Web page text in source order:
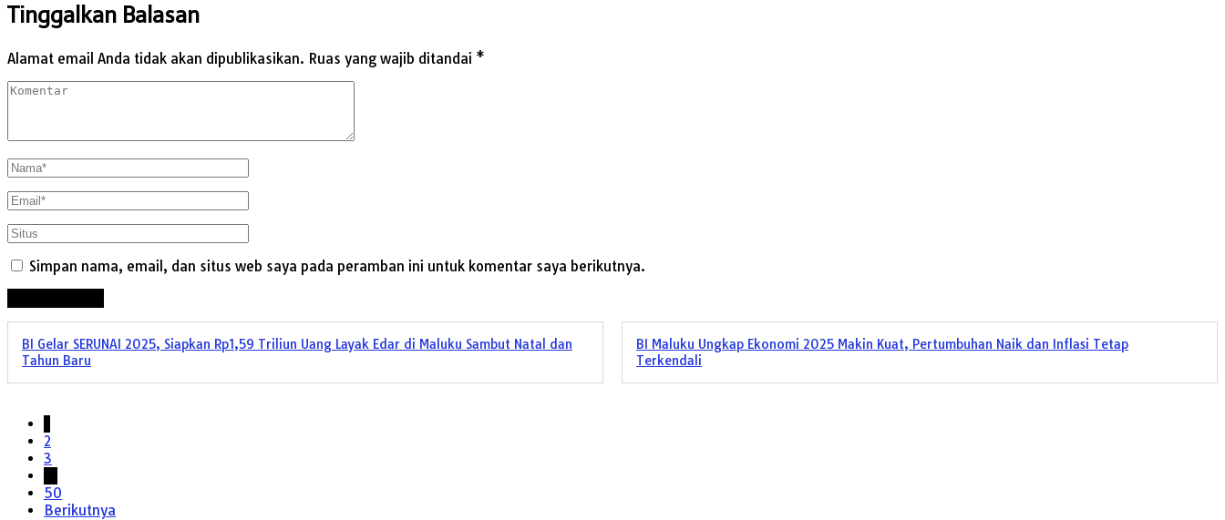
Tinggalkan Balasan
Alamat email Anda tidak akan dipublikasikan. Ruas yang wajib ditandai *
Simpan nama, email, dan situs web saya pada peramban ini untuk komentar saya berikutnya.
BI Gelar SERUNAI 2025, Siapkan Rp1,59 Triliun Uang Layak Edar di Maluku Sambut Natal dan
Tahun Baru
BI Maluku Ungkap Ekonomi 2025 Makin Kuat, Pertumbuhan Naik dan Inflasi Tetap
Terkendali
2
3
50
Berikutnya